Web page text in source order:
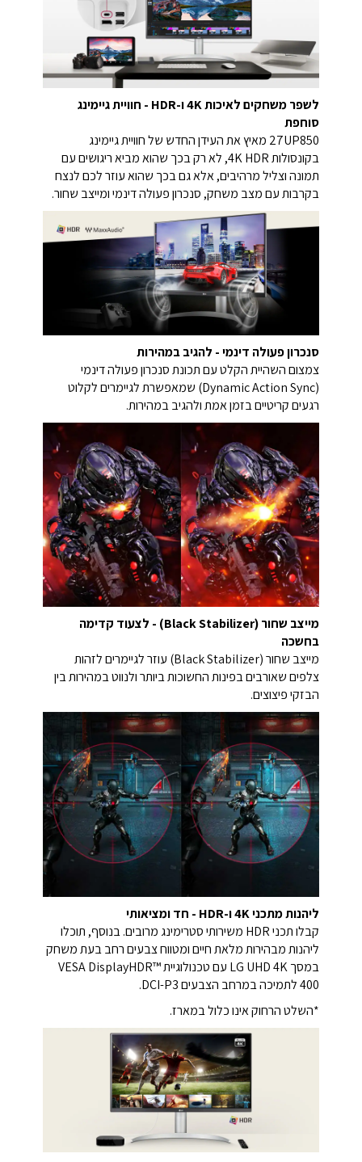
לשפר משחקים לאיכות 4K ו-HDR - חוויית גיימינג
סוחפת
27UP850 מאיץ את העידן החדש של חוויית גיימינג
בקונסולות 4K HDR, לא רק בכך שהוא מביא ריגושים עם
תמונה וצליל מרהיבים, אלא גם בכך שהוא עוזר לכם לנצח
בקרבות עם מצב משחק, סנכרון פעולה דינמי ומייצב שחור.
סנכרון פעולה דינמי - להגיב במהירות
צמצום השהיית הקלט עם תכונת סנכרון פעולה דינמי
(Dynamic Action Sync) שמאפשרת לגיימרים לקלוט
רגעים קריטיים בזמן אמת ולהגיב במהירות.
מייצב שחור (Black Stabilizer) - לצעוד קדימה
בחשכה
מייצב שחור (Black Stabilizer) עוזר לגיימרים לזהות
צלפים שאורבים בפינות החשוכות ביותר ולנווט במהירות בין
הבזקי פיצוצים.
ליהנות מתכני 4K ו-HDR - חד ומציאותי
קבלו תכני HDR משירותי סטרימינג מרובים. בנוסף, תוכלו
ליהנות מבהירות מלאת חיים ומטווח צבעים רחב בעת משחק
במסך LG UHD 4K עם טכנולוגיית VESA DisplayHDR™
400 לתמיכה במרחב הצבעים DCI-P3.
*השלט הרחוק אינו כלול במארז.